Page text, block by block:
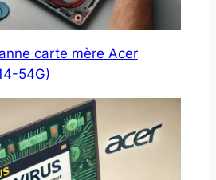
carte mère Acer
54G)